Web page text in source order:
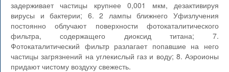
задерживает частицы крупнее 0,001 мкм, дезактивируя
вирусы и бактерии; 6. 2 лампы ближнего Уфизлучения
постоянно облучают поверхности фотокаталитического
фильтра, содержащего диоксид титана; 7.
Фотокаталитический фильтр разлагает попавшие на него
частицы загрязнений на углекислый газ и воду; 8. Аэроионы
придают чистому воздуху свежесть.